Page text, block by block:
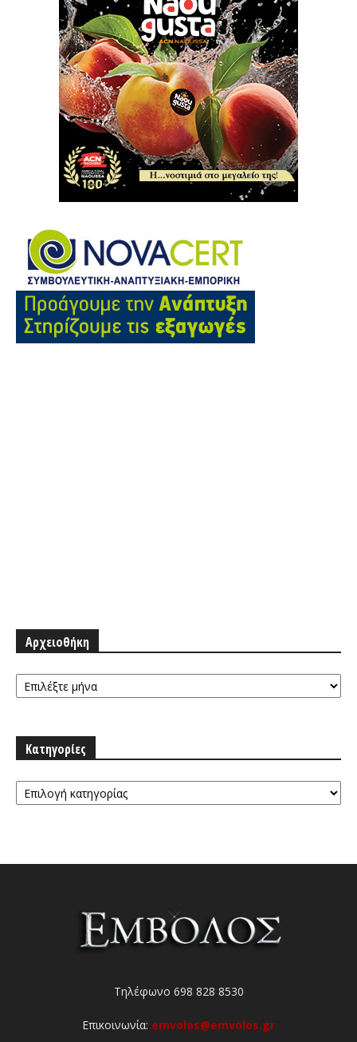
Αρχειοθήκη
Αρχειοθήκη
Κατηγορίες
Κατηγορίες
Τηλέφωνο 698 828 8530
Επικοινωνία: emvolos@emvolos.gr